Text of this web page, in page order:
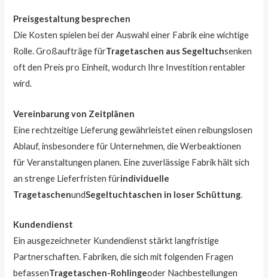
Preisgestaltung besprechen
Die Kosten spielen bei der Auswahl einer Fabrik eine wichtige
Rolle. Großaufträge fürTragetaschen aus Segeltuchsenken
oft den Preis pro Einheit, wodurch Ihre Investition rentabler
wird.
Vereinbarung von Zeitplänen
Eine rechtzeitige Lieferung gewährleistet einen reibungslosen
Ablauf, insbesondere für Unternehmen, die Werbeaktionen
für Veranstaltungen planen. Eine zuverlässige Fabrik hält sich
an strenge Lieferfristen fürindividuelle
TragetaschenundSegeltuchtaschen in loser Schüttung.
Kundendienst
Ein ausgezeichneter Kundendienst stärkt langfristige
Partnerschaften. Fabriken, die sich mit folgenden Fragen
befassenTragetaschen-Rohlingeoder Nachbestellungen